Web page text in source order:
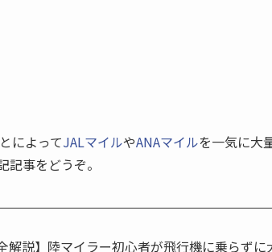
によってJALマイルやANAマイルを一気に大
事をどうぞ。
解説】陸マイラー初心者が飛行機に乗らずに